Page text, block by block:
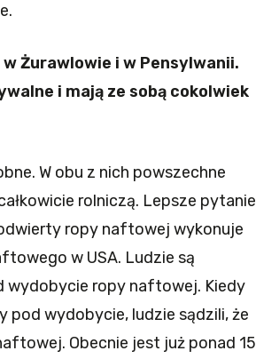
Żurawlowie i w Pensylwanii.
i mają ze sobą cokolwiek
W obu z nich powszechne
rolniczą. Lepsze pytanie
ropy naftowej wykonuje
w USA. Ludzie są
wydobycie ropy naftowej. Kiedy
pod wydobycie, ludzie sądzili, że
Obecnie jest już ponad 15